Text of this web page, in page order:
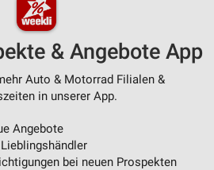
& Angebote App
Auto & Motorrad Filialen &
in unserer App.
Angebote
bei neuen Prospekten